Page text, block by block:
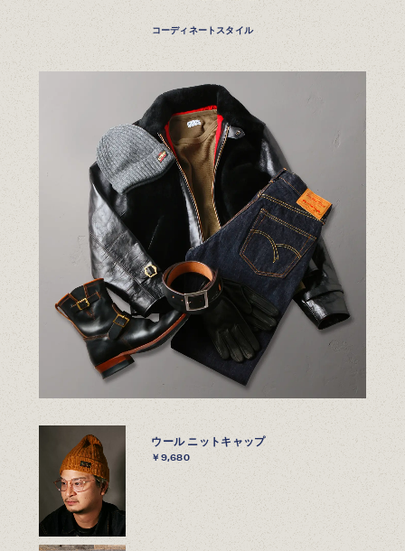
コーディネートスタイル
ウール ニットキャップ
￥9,680